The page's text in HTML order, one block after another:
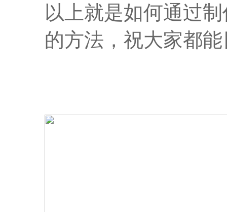
以上就是如何通过
的方法，祝大家都